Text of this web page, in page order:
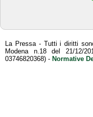
La Pressa - Tutti i diritti
Modena n.18 del 21/12/
03746820368) - Normative